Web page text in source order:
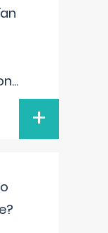
...
+